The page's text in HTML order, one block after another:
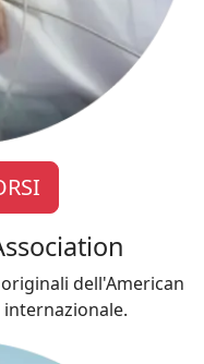
dell'American